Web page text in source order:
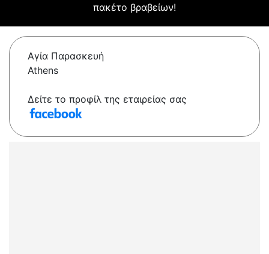
πακέτο βραβείων!
Αγία Παρασκευή
Athens
Δείτε το προφίλ της εταιρείας σας